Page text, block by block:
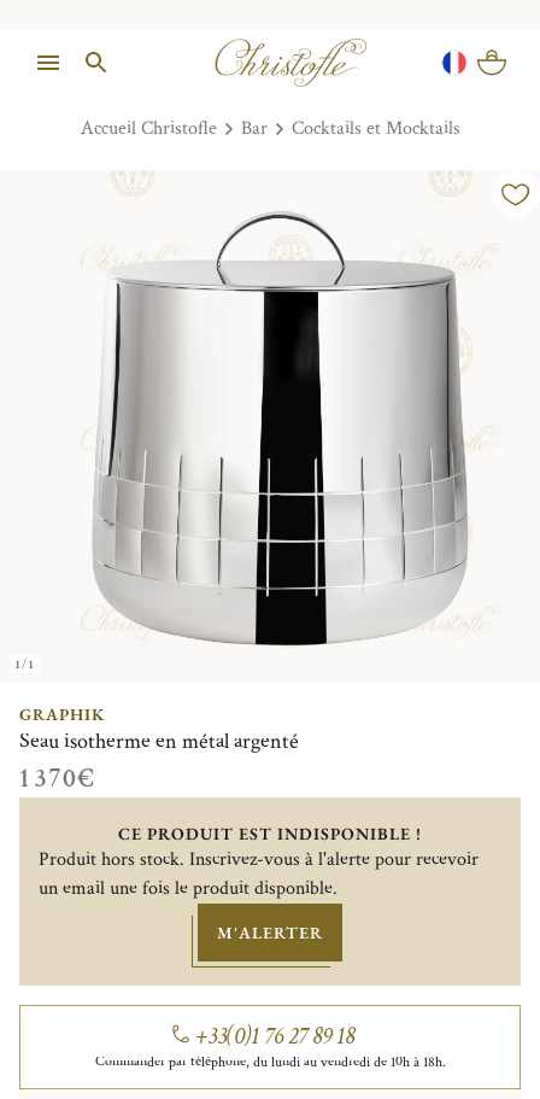
Accueil Christofle Bar Cocktails et Mocktails
1/1
GRAPHIK
Seau isotherme en métal argenté
1 370€
CE PRODUIT EST INDISPONIBLE !
Produit hors stock. Inscrivez-vous à l'alerte pour recevoir
un email une fois le produit disponible.
M'ALERTER
+33(0)1 76 27 89 18
Commander par téléphone, du lundi au vendredi de 10h à 18h.